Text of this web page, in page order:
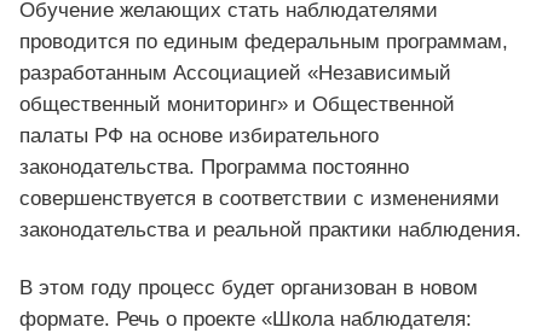
Обучение желающих стать наблюдателями
проводится по единым федеральным программам,
разработанным Ассоциацией «Независимый
общественный мониторинг» и Общественной
палаты РФ на основе избирательного
законодательства. Программа постоянно
совершенствуется в соответствии с изменениями
законодательства и реальной практики наблюдения.
В этом году процесс будет организован в новом
формате. Речь о проекте «Школа наблюдателя: